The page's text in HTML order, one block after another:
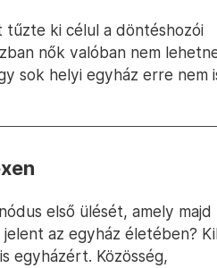
tűzte ki célul a döntéshozói
nők valóban nem
sok helyi egyház erre nem
első ülését, amely majd
az egyház életében?
egyházért. Közösség,